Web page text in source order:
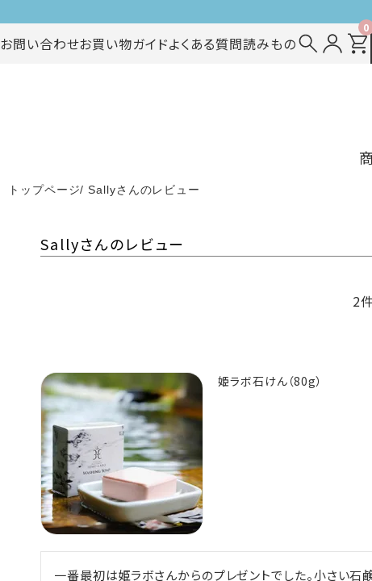
お問い合わせお買い物ガイドよくある質問読みもの
0
トップページ Sallyさんのレビュー
Sallyさんのレビュー
2
姫ラボ石けん（80g）
一番最初は姫ラボさんからのプレゼントでした。小さい石